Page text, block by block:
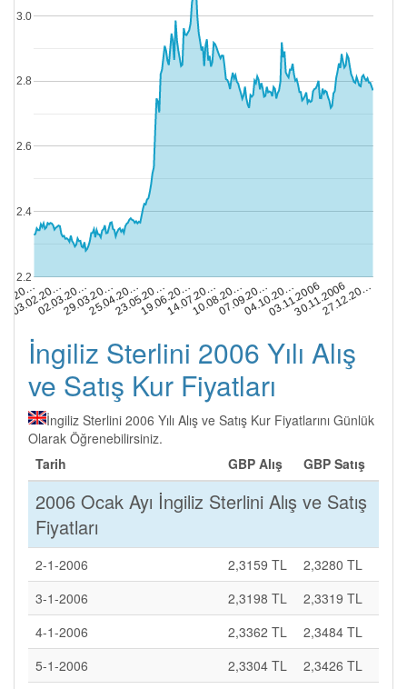
03.02.20…
02.03.20…29.03.20…25.04.20…23.05.20…19.06.20…14.07.20…10.08.20…07.09.20…04.10.20…
03.11.200630.11.2006
27.12.20…
2.2
2.4
2.6
2.8
3.0
İngiliz Sterlini 2006 Yılı Alış
ve Satış Kur Fiyatları
İngiliz Sterlini 2006 Yılı Alış ve Satış Kur Fiyatlarını Günlük
Olarak Öğrenebilirsiniz.
Tarih
GBP Alış GBP Satış
2006 Ocak Ayı İngiliz Sterlini Alış ve Satış
Fiyatları
2-1-2006 2,3159 TL
2,3280 TL
3-1-2006
2,3198 TL
2,3319 TL
4-1-2006
2,3362 TL
2,3484 TL
5-1-2006
2,3304 TL
2,3426 TL